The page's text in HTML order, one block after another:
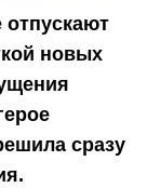
отпускают
новых
сразу